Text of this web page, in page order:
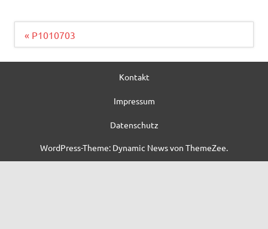
Beitragsnavigation
« P1010703
Kontakt
Impressum
Datenschutz
WordPress-Theme: Dynamic News von ThemeZee.